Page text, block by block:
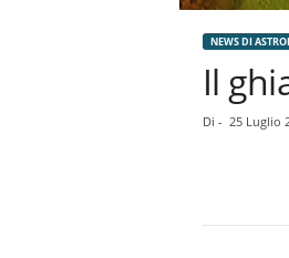
NEWS DI
Il
Di - 25 Luglio